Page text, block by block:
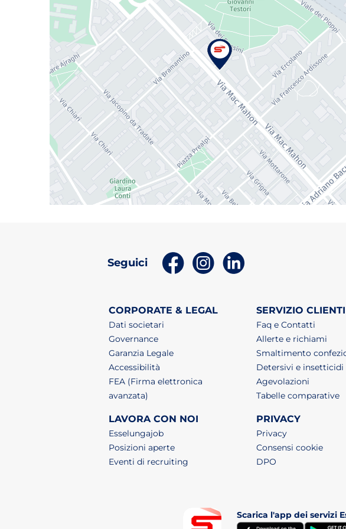
Seguici (apri in un nuovo tab)
(apri in un nuovo tab)
CORPORATE & LEGAL
Dati societari
Governance
Garanzia Legale
Accessibilità
FEA (Firma elettronica
avanzata)
LAVORA CON NOI
Esselungajob(apri in un nuovo tab)
Posizioni aperte(apri in un nuovo tab)
Eventi di recruiting (apri in un nuovo tab)
SERVIZIO CLIENTI
Faq e Contatti
Allerte e richiami
Smaltimento
Detersivi e insetticidi
Agevolazioni
Tabelle comparative
PRIVACY
Privacy
Consensi cookie
DPO
Scarica l'app dei servizi